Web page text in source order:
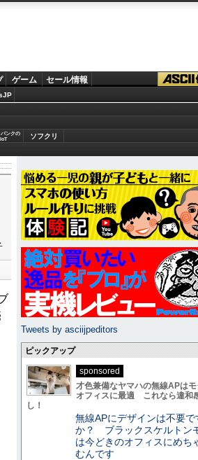
ゲーム セール情報
バンクの
IoT
ソフクリ
Tweets by asciijpeditors
ピックアップ
sponsored
才色兼備なヤマハの無線APは
オフィスに最適 これなら違和
し！
無線APにデザインは不要で
か？ ブラックスケルトン
は今どきのオフィスにめち
むんです